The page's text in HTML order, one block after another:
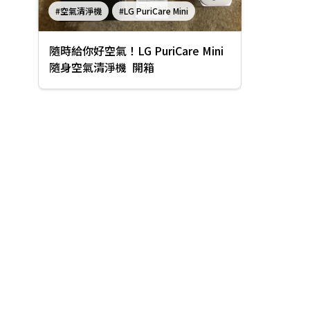
#空氣清淨機 #LG PuriCare Mini
隨時給你好空氣！LG PuriCare Mini
隨身空氣清淨機 開箱